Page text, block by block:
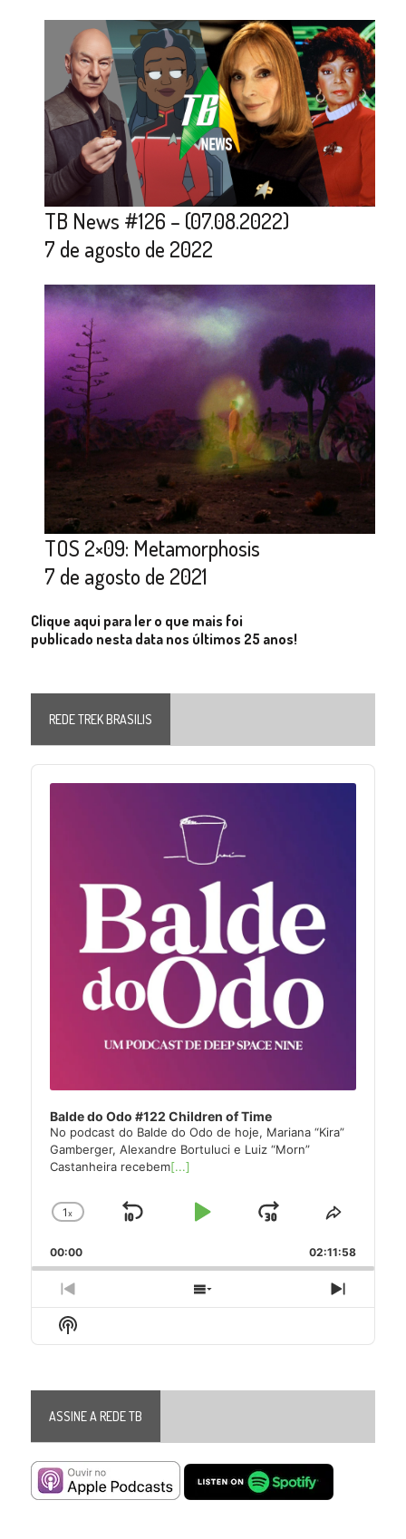
TB News #126 – (07.08.2022)
7 de agosto de 2022
TOS 2×09: Metamorphosis
7 de agosto de 2021
Clique aqui para ler o que mais foi
publicado nesta data nos últimos 25 anos!
REDE TREK BRASILIS
Audio
Player
Balde do Odo #122 Children of Time
No podcast do Balde do Odo de hoje, Mariana “Kira”
Gamberger, Alexandre Bortuluci e Luiz “Morn”
Castanheira recebem[...]
Change
Rate
1x
Skip
Play
Jump
Forward
Share
Episode
00:00 02:11:58
Previous
Episode
Show
Episodes
Next
Episode
Show
Podcast
ASSINE A REDE TB